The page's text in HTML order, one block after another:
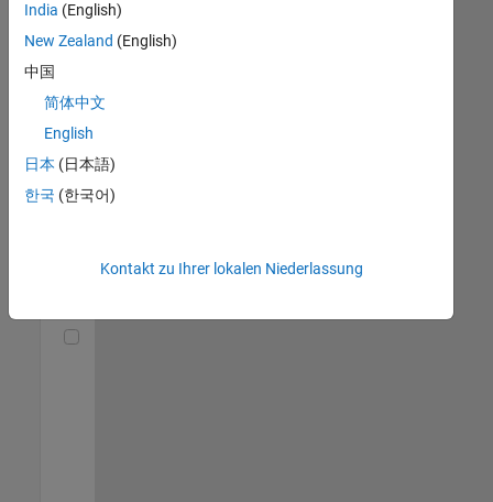
(m/f/d)
DE-München
Senior Utilities and Energy Market Developer (m/f/d)
and Energy
Market
Developer
Marketing |
India (English)
New Zealand (English)
中国
简体中文
English
日本 (日本語)
한국 (한국어)
Kontakt zu Ihrer lokalen Niederlassung